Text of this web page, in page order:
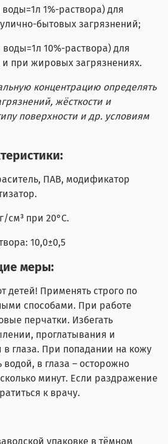
1%-раствора) для
бытовых загрязнений;
10%-раствора) для
и при жировых загрязнениях.
концентрацию определять
жёсткости и
поверхности и др. условиям
ПАВ, модификатор
см³ при 20°С.
10,0±0,5
меры:
детей! Применять строго по
способами. При работе
перчатки. Избегать
проглатывания и
в глаза. При попадании на кожу
в глаза – осторожно
минут. Если раздражение
к врачу.
упаковке в тёмном